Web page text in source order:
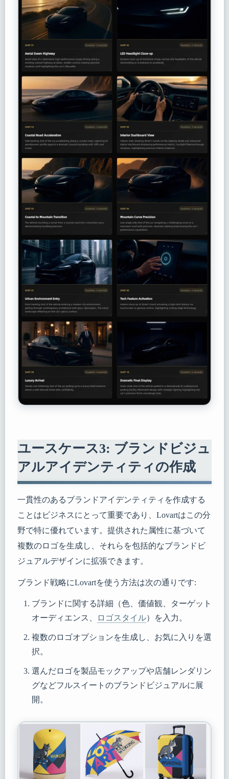
ユースケース3: ブランドビジュ
アルアイデンティティの作成
一貫性のあるブランドアイデンティティを作成する
ことはビジネスにとって重要であり、Lovartはこの分
野で特に優れています。提供された属性に基づいて
複数のロゴを生成し、それらを包括的なブランドビ
ジュアルデザインに拡張できます。
ブランド戦略にLovartを使う方法は次の通りです:
ブランドに関する詳細（色、価値観、ターゲット
オーディエンス、
ロゴスタイル）を入力。
複数のロゴオプションを生成し、お気に入りを選
択。
選んだロゴを製品モックアップや店舗レンダリン
グなどフルスイートのブランドビジュアルに展
開。